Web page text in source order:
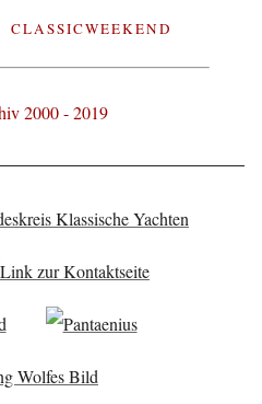
CLASSICWEEKEND
2000 - 2019